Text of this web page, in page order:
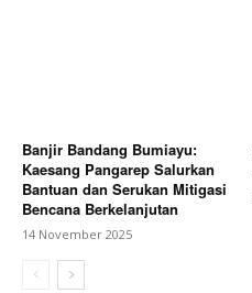
Banjir Bandang Bumiayu:
Kaesang Pangarep Salurkan
Bantuan dan Serukan Mitigasi
Bencana Berkelanjutan
14 November 2025